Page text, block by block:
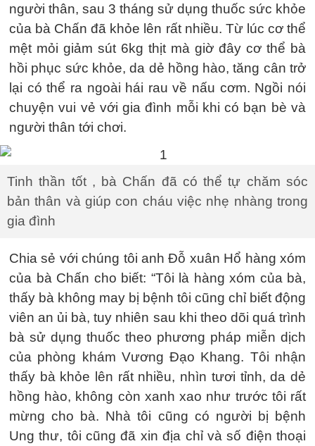
người thân, sau 3 tháng sử dụng thuốc sức khỏe
của bà Chấn đã khỏe lên rất nhiều. Từ lúc cơ thể
mệt mỏi giảm sút 6kg thịt mà giờ đây cơ thể bà
hồi phục sức khỏe, da dẻ hồng hào, tăng cân trở
lại có thể ra ngoài hái rau về nấu cơm. Ngồi nói
chuyện vui vẻ với gia đình mỗi khi có bạn bè và
người thân tới chơi.
Tinh thần tốt , bà Chấn đã có thể tự chăm sóc
bản thân và giúp con cháu việc nhẹ nhàng trong
gia đình
Chia sẻ với chúng tôi anh Đỗ xuân Hổ hàng xóm
của bà Chấn cho biết: “Tôi là hàng xóm của bà,
thấy bà không may bị bệnh tôi cũng chỉ biết động
viên an ủi bà, tuy nhiên sau khi theo dõi quá trình
bà sử dụng thuốc theo phương pháp miễn dịch
của phòng khám Vương Đạo Khang. Tôi nhận
thấy bà khỏe lên rất nhiều, nhìn tươi tỉnh, da dẻ
hồng hào, không còn xanh xao như trước tôi rất
mừng cho bà. Nhà tôi cũng có người bị bệnh
Ung thư, tôi cũng đã xin địa chỉ và số điện thoại